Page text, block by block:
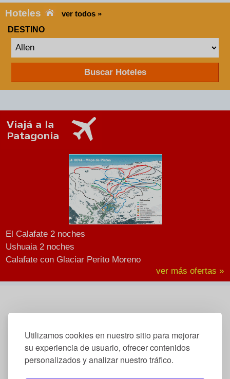
Utilizamos cookies en nuestro sitio para mejorar
su experiencia de usuario, ofrecer contenidos
personalizados y analizar nuestro tráfico.
Hoteles
ver todos »
DESTINO
Buscar Hoteles
El Calafate 2 noches
Ushuaia 2 noches
Calafate con Glaciar Perito Moreno
ver más ofertas »